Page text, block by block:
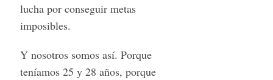
lucha por conseguir metas
imposibles.
Y nosotros somos así. Porque
teníamos 25 y 28 años, porque